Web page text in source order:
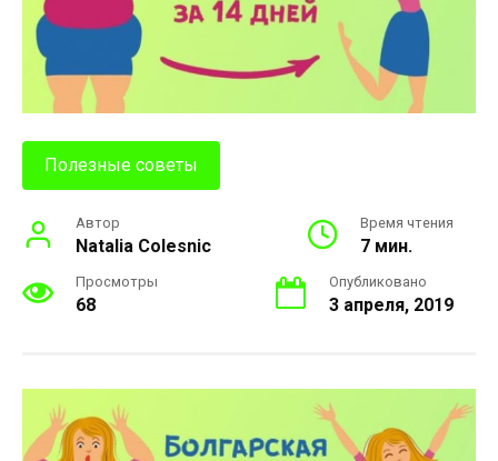
Полезные советы
Автор
Natalia Colesnic
Время чтения
7 мин.
Просмотры
68
Опубликовано
3 апреля, 2019